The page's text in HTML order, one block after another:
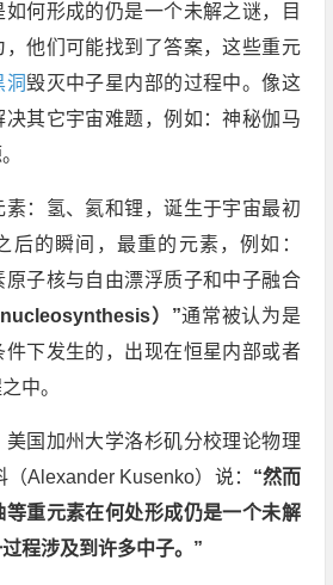
如何形成的仍是一个未解之谜，目
他们可能找到了答案，这些重元
洞 毁灭中子星内部的过程中。像这
其它宇宙难题，例如：神秘伽马
：氢、氦和锂，诞生于宇宙最初
的瞬间，最重的元素，例如：
子核与自由漂浮质子和中子融合
）”通常被认为是
下发生的，出现在恒星内部或者
中。
国加州大学洛杉矶分校理论物理
（Alexander Kusenko）说： “然而
等重元素在何处形成仍是一个未解
程涉及到许多中子。”